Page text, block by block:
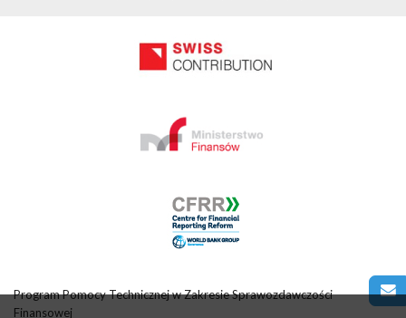
Program Pomocy Technicznej w Zakresie Sprawozdawczości
Finansowej